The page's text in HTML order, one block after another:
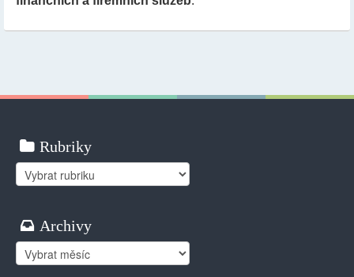
Rubriky
Rubriky
Archivy
Archivy